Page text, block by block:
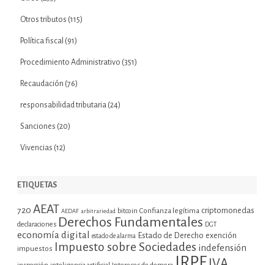
Otros tributos (115)
Política fiscal (91)
Procedimiento Administrativo (351)
Recaudación (76)
responsabilidad tributaria (24)
Sanciones (20)
Vivencias (12)
ETIQUETAS
720 AEAT AEDAF arbitrariedad bitcoin Confianza legítima criptomonedas
declaraciones Derechos Fundamentales DGT
economía digital estado de alarma Estado de Derecho exención
impuestos Impuesto sobre Sociedades indefensión